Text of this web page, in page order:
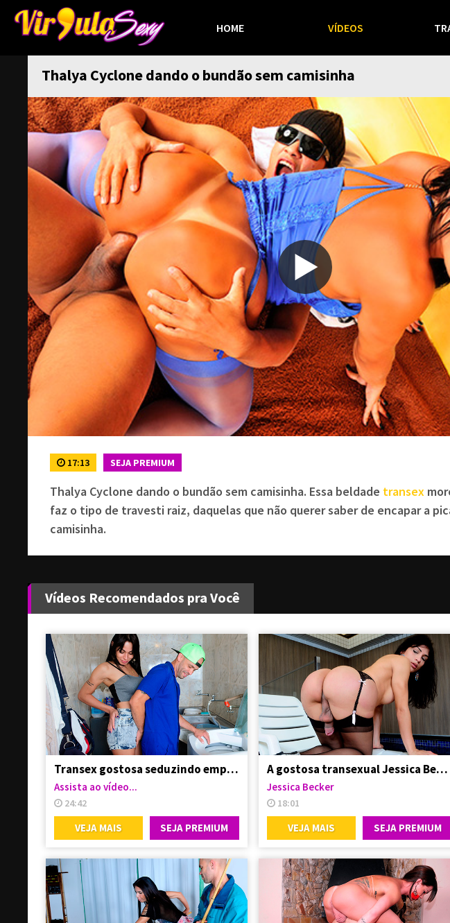
HOME VÍDEOS
Thalya Cyclone dando o bundão sem camisinha
17:13 SEJA PREMIUM
Thalya Cyclone dando o bundão sem camisinha. Essa beldade transex
faz o tipo de travesti raiz, daquelas que não querer saber de encapar a
camisinha.
Vídeos Recomendados pra Você
Transex gostosa seduzindo empregado
Assista ao vídeo...
24:42
VEJA MAIS SEJA PREMIUM
A gostosa transexual Jessica Becker
Jessica Becker
18:01
VEJA MAIS SEJA PREMIUM